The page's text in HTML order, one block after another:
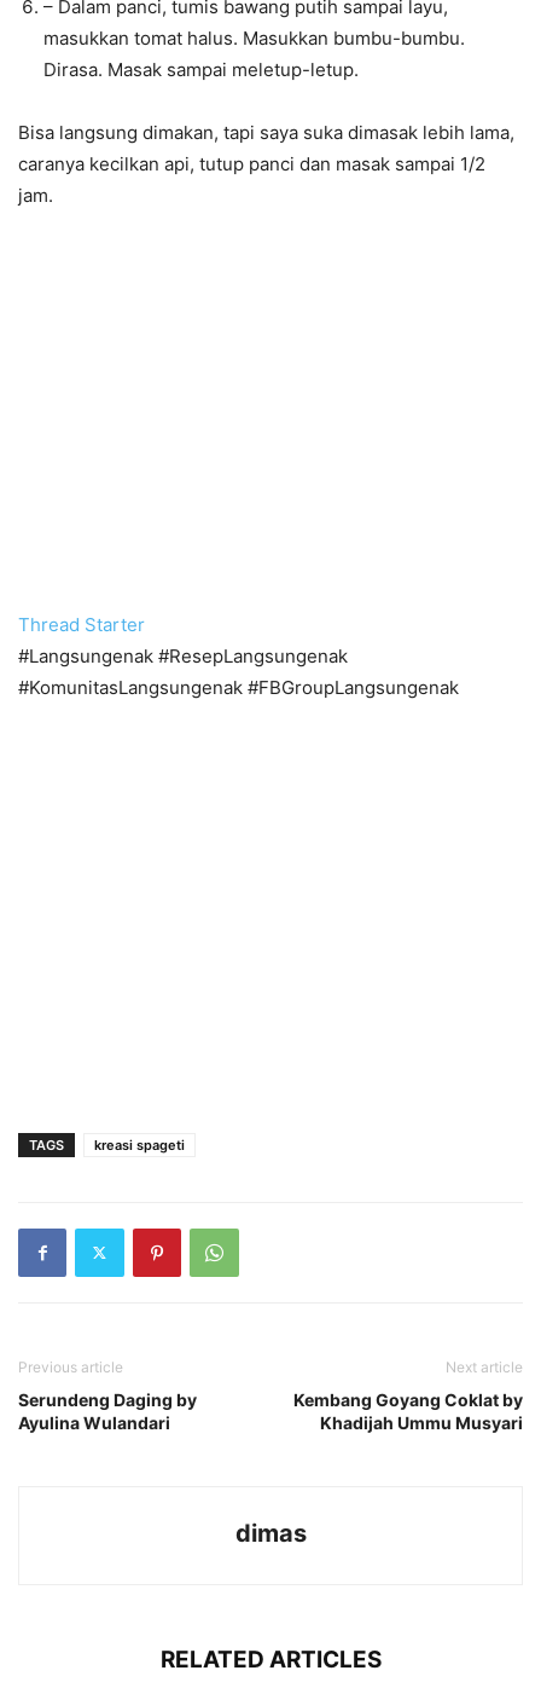
– Dalam panci, tumis bawang putih sampai layu,
masukkan tomat halus. Masukkan bumbu-bumbu.
Dirasa. Masak sampai meletup-letup.
Bisa langsung dimakan, tapi saya suka dimasak lebih lama,
caranya kecilkan api, tutup panci dan masak sampai 1/2
jam.
Thread Starter
#Langsungenak #ResepLangsungenak
#KomunitasLangsungenak #FBGroupLangsungenak
TAGS kreasi spageti
Previous article
Serundeng Daging by
Ayulina Wulandari
Next article
Kembang Goyang Coklat by
Khadijah Ummu Musyari
dimas
RELATED ARTICLES